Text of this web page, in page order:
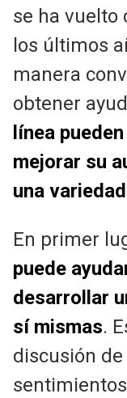
se ha vuelto
los últimos
manera
obtener
línea
mejorar su
una
En primer
puede
desarrollar
sí mismas.
discusión